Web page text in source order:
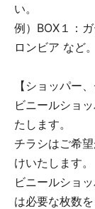
い。
例）BOX１：
ロンビア など。
【ショッパー
ビニールショ
たします。
チラシはご希
けいたします。
ビニールショ
は必要な枚数